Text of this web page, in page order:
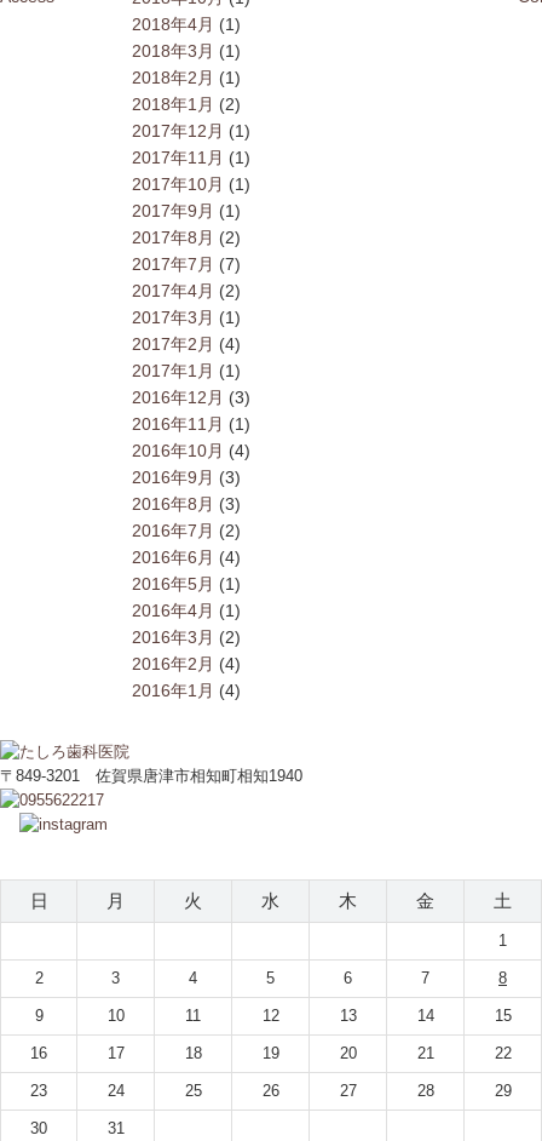
2018年4月 (1)
2018年3月 (1)
2018年2月 (1)
2018年1月 (2)
2017年12月 (1)
2017年11月 (1)
2017年10月 (1)
2017年9月 (1)
2017年8月 (2)
2017年7月 (7)
2017年4月 (2)
2017年3月 (1)
2017年2月 (4)
2017年1月 (1)
2016年12月 (3)
2016年11月 (1)
2016年10月 (4)
2016年9月 (3)
2016年8月 (3)
2016年7月 (2)
2016年6月 (4)
2016年5月 (1)
2016年4月 (1)
2016年3月 (2)
2016年2月 (4)
2016年1月 (4)
〒849-3201 佐賀県唐津市相知町相知1940
日 月 火 水 木 金 土
1
2 3 4 5 6 7 8
9 10 11 12 13 14 15
16 17 18 19 20 21 22
23 24 25 26 27 28 29
30 31